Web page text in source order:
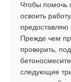
Чтобы помочь
освоить
Прежде чем
проверить,
следующие